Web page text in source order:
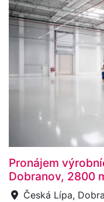
Pronájem
Dobranov, 2800
Česká Lípa,